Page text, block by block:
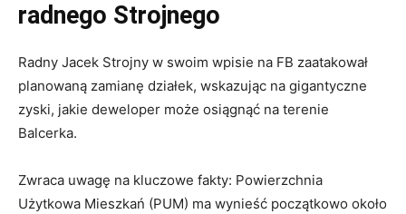
radnego Strojnego
Radny Jacek Strojny w swoim wpisie na FB zaatakował
planowaną zamianę działek, wskazując na gigantyczne
zyski, jakie deweloper może osiągnąć na terenie
Balcerka.
Zwraca uwagę na kluczowe fakty: Powierzchnia
Użytkowa Mieszkań (PUM) ma wynieść początkowo około